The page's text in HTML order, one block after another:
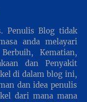
Penulis Blog tidak
anda melayari
Kematian,
dan Penyakit
di dalam blog ini,
dan idea penulis
dari mana mana